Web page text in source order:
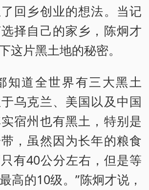
回乡创业的想法。当记
择自己的家乡，陈炯才
这片黑土地的秘密。
知道全世界有三大黑土
乌克兰、美国以及中国
宿州也有黑土，特别是
，虽然因为长年的粮食
有40公分左右，但是等
高的10级。”陈炯才说，